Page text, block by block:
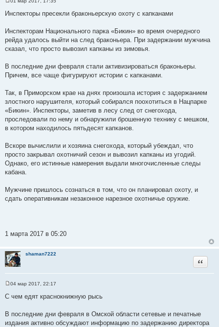
о
е
н
е
Инспекторы пресекли браконьерскую охоту с капканами
Инспекторам Национального парка «Бикин» во время очередного
рейда удалось выйти на след браконьера. При задержании мужчина
сказал, что просто вывозил капканы из зимовья.
В последние дни февраля стали активизироваться браконьеры.
Причем, все чаще фигурируют истории с капканами.
Так, в Приморском крае на днях произошла история с задержанием
злостного нарушителя, который собирался поохотиться в Нацпарке
«Бикин». Инспекторы, заметив в лесу след от снегохода,
проследовали по нему и обнаружили брошенную технику с мешком,
в котором находилось пятьдесят капканов.
Вскоре вычислили и хозяина снегохода, который убеждал, что
просто закрывал охотничий сезон и вывозил капканы из угодий.
Однако, его истинные намерения выдали многочисленные следы
кабана.
Мужчине пришлось сознаться в том, что он планировал охоту, и
сдать оперативникам незаконное нарезное охотничье оружие.
1 марта 2017 в 05:20
shaman7222
Цитата
е
н
04 мар 2017, 22:17
C чем едят краснокнижную рысь
В последние дни февраля в Омской области сетевые и печатные
издания активно обсуждают информацию по задержанию директора